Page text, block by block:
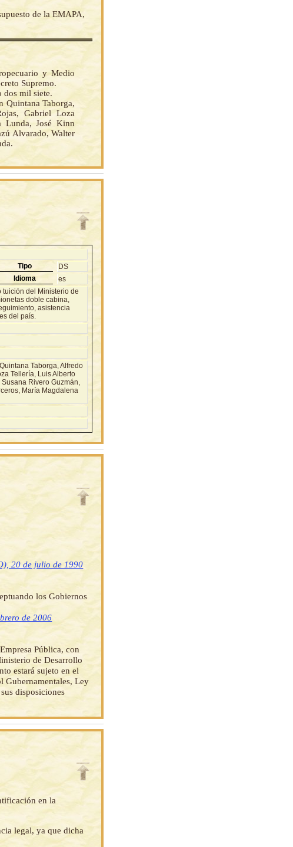
de la EMAPA,
y Medio
Supremo.
dos mil siete.
Quintana Taborga,
Gabriel Loza
Lunda, José Kinn
Alvarado, Walter
Tipo
DS
Idioma es
tuición del Ministerio de
doble cabina,
asistencia
del país.
Taborga, Alfredo
Tellería, Luis Alberto
Rivero Guzmán,
María Magdalena
20 de julio de 1990
los Gobiernos
de 2006
Pública, con
de Desarrollo
estará sujeto en el
Gubernamentales, Ley
disposiciones
en la
legal, ya que dicha